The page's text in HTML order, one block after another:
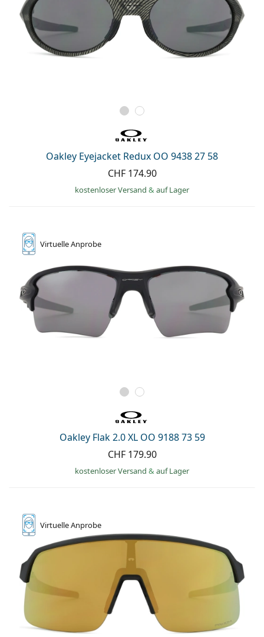
Oakley Eyejacket Redux OO 9438 27 58
CHF 174.90
kostenloser Versand & auf Lager
VirtuelleAnprobe
Oakley Flak 2.0 XL OO 9188 73 59
CHF 179.90
kostenloser Versand & auf Lager
VirtuelleAnprobe